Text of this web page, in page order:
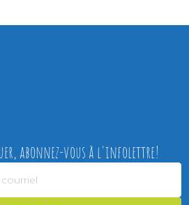
abonnez-vous à l'infolettre!